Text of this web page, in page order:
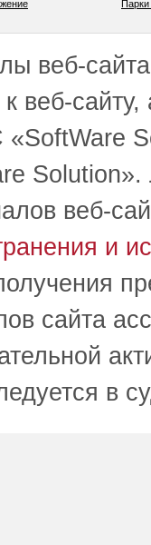
веб-
веб-
Solution».
веб-
и
сайта
в